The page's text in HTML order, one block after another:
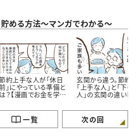
める方法～マンガでわかる～
約上手な人が「休日
」にやっている準備と
は？【漫画でお金を学
玄関から違う。節約
「上手な人」と「下
人」の玄関の違い【
一覧 次の回